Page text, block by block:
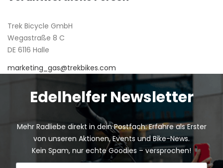
Trek Bicycle GmbH
Wegastraße 8 C
DE 6116 Halle
marketing_gas@trekbikes.com
Edelhelfer Newsletter
Mehr Radliebe direkt in dein Postfach: Erfahre als Erster
von unseren Aktionen, Events und Bike-News.
Kein Spam, nur echte Goodies – versprochen!